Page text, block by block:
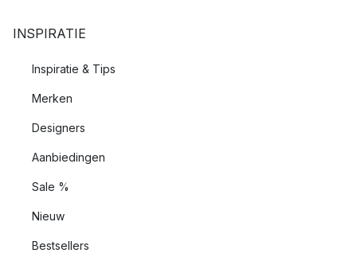
INSPIRATIE
Inspiratie & Tips
Merken
Designers
Aanbiedingen
Sale %
Nieuw
Bestsellers